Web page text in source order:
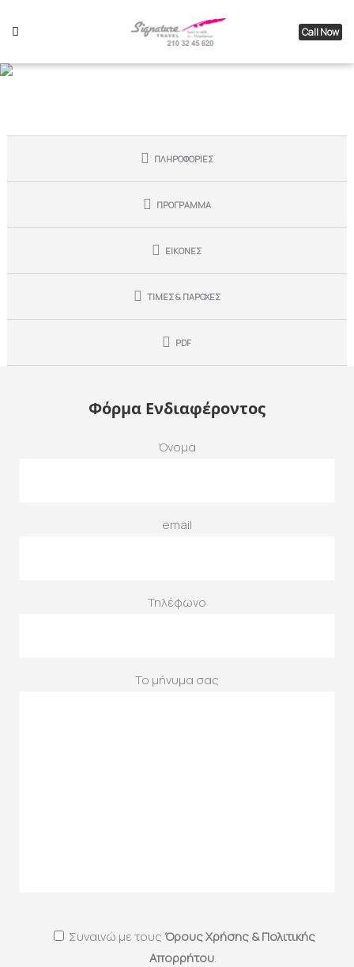
Call Now
Παρίσι, Νορμανδία & Disneyland
ΠΛΗΡΟΦΟΡΙΕΣ
ΠΡΟΓΡΑΜΜΑ
ΕΙΚΟΝΕΣ
ΤΙΜΕΣ & ΠΑΡΟΧΕΣ
PDF
Φόρμα Ενδιαφέροντος
Όνομα
email
Τηλέφωνο
Το μήνυμα σας
Συναινώ με τουςΌρους Χρήσης & Πολιτικής
Απορρήτου.